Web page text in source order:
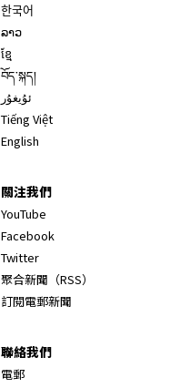
한국어
ລາວ
ខ្មែ
བོད་སྐད།
ئۇيغۇر
Tiếng Việt
English
關注我們
YouTube
Facebook
Twitter
聚合新聞（RSS）
訂閱電郵新聞
聯絡我們
電郵